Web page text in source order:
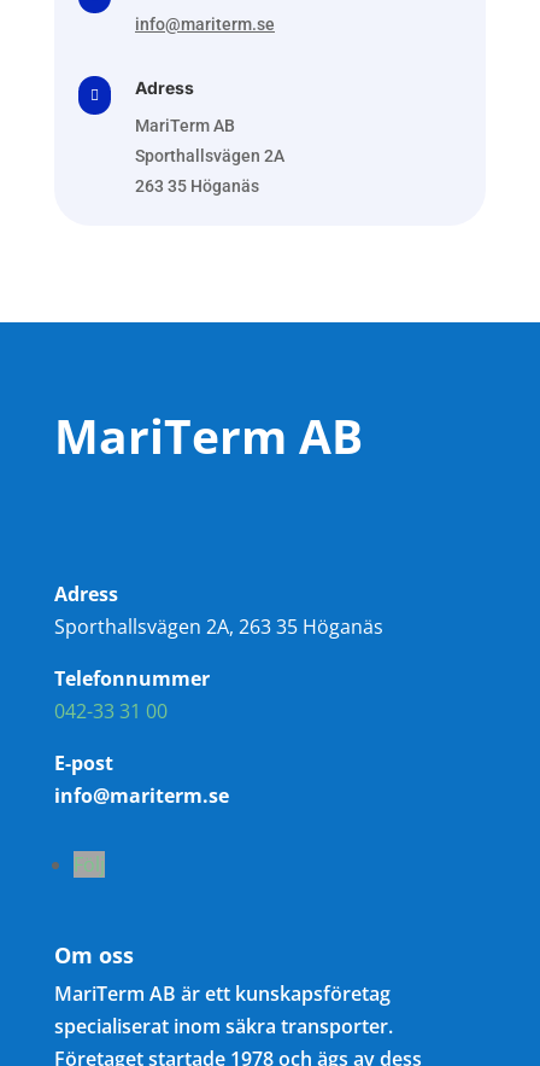
info@mariterm.se
 Adress
MariTerm AB
Sporthallsvägen 2A
263 35 Höganäs
MariTerm AB
Adress
Sporthallsvägen 2A, 263 35 Höganäs
Telefonnummer
042-33 31 00
E-post
info@mariterm.se
Följ
Om oss
MariTerm AB är ett kunskapsföretag
specialiserat inom säkra transporter.
Företaget startade 1978 och ägs av dess